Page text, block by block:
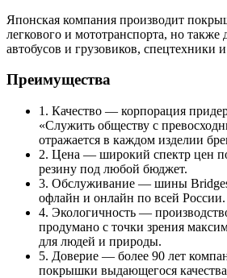
Японская компания производит
легкового и мототранспорта, но также
автобусов и грузовиков, спецтехники
Преимущества
1. Качество — корпорация
«Служить обществу с
отражается в каждом изделии
2. Цена — широкий спектр цен
резину под любой бюджет.
3. Обслуживание — шины
офлайн и онлайн по всей России.
4. Экологичность —
продумано с точки зрения
для людей и природы.
5. Доверие — более 90 лет
покрышки выдающегося